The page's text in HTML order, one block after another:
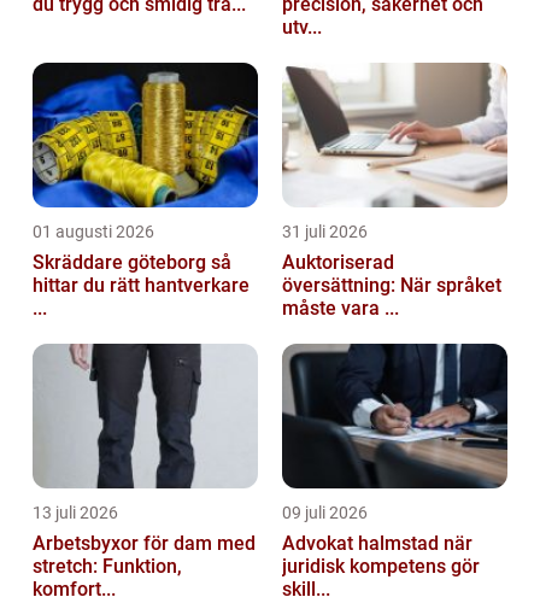
utv...
01 augusti 2026
Skräddare göteborg så
hittar du rätt hantverkare
...
31 juli 2026
Auktoriserad
översättning: När språket
måste vara ...
13 juli 2026
Arbetsbyxor för dam med
stretch: Funktion,
komfort...
09 juli 2026
Advokat halmstad när
juridisk kompetens gör
skill...